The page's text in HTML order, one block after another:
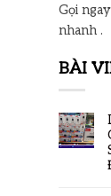
Gọi ngay
nhanh .
BÀI